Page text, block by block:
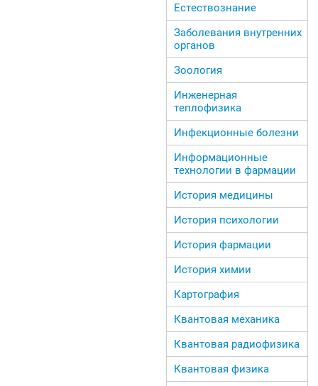
Естествознание
Заболевания внутренних
органов
Зоология
Инженерная
теплофизика
Инфекционные болезни
Информационные
технологии в фармации
История медицины
История психологии
История фармации
История химии
Картография
Квантовая механика
Квантовая радиофизика
Квантовая физика